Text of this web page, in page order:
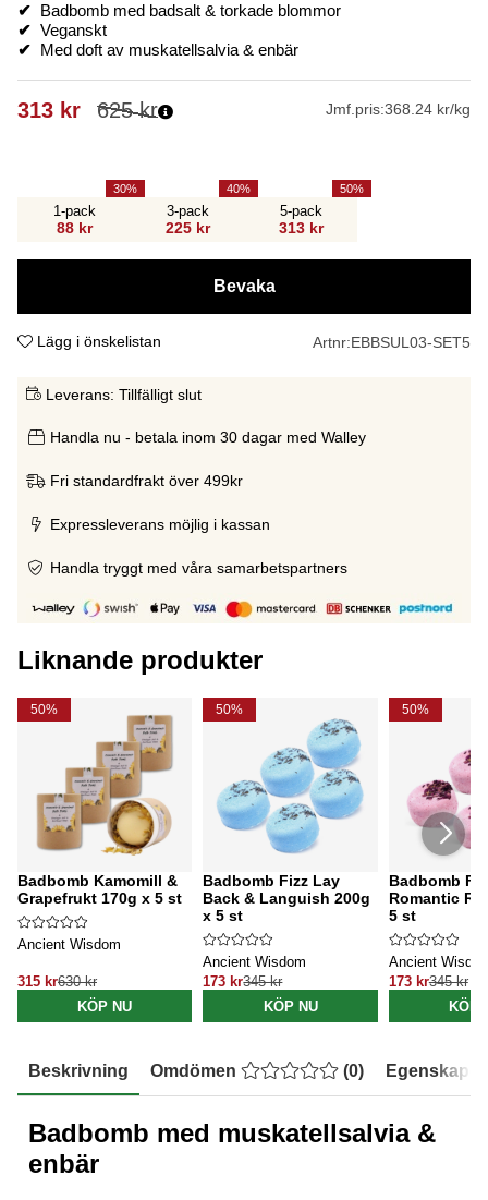
✔
Badbomb med badsalt & torkade blommor
✔ Veganskt
✔
Med doft av muskatellsalvia & enbär
625kr
313 kr Jmf.pris:368.24 kr/kg
1-pack
88 kr
30
3-pack
225 kr
40
5-pack
313 kr
50
Bevaka
Lägg i önskelistan Artnr:EBBSUL03-SET5
Leverans: Tillfälligt slut
Handla nu - betala inom 30 dagar med Walley
Fri standardfrakt över 499kr
Expressleverans möjlig i kassan
Handla tryggt med våra samarbetspartners
Liknande produkter
50%
Badbomb Kamomill &
Grapefrukt 170g x 5 st
Ancient Wisdom
315 kr630 kr
KÖP NU
50%
Badbomb Fizz Lay
Back & Languish 200g
x 5 st
Ancient Wisdom
173 kr345 kr
KÖP NU
50%
Badbomb
Romantic
5 st
Ancient
173 kr345 kr
KÖP
Beskrivning Omdömen (0) Egenskaper
Badbomb med muskatellsalvia &
enbär